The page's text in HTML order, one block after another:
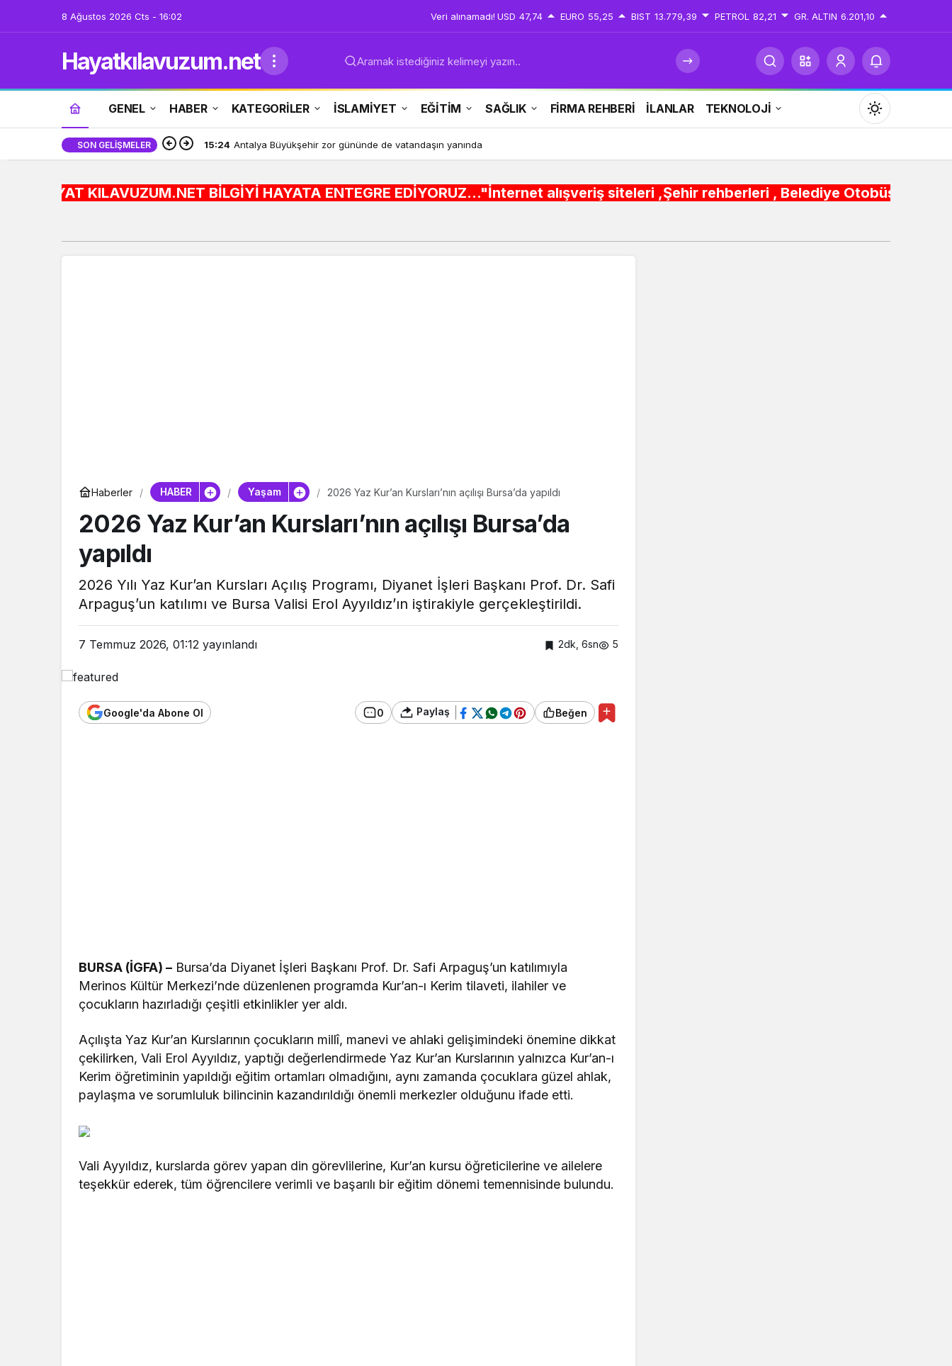
8 Ağustos 2026 Cts - 16:02 Veri alınamadı! USD 47,74 EURO 55,25 BIST 13.779,39 PETROL 82,21 GR. ALTIN 6.201,10
Hayatkılavuzum.net Aramak istediğiniz kelimeyi yazın..
GENEL HABER KATEGORİLER İSLAMİYET EĞİTİM SAĞLIK FİRMA REHBERİ İLANLAR TEKNOLOJİ
Mod
değiştir
SON GELIŞMELER 15:24 Antalya Büyükşehir zor gününde de vatandaşın yanında
KILAVUZUM.NET BİLGİYİ HAYATA ENTEGRE EDİYORUZ..."İnternet alışveriş siteleri ,Şehir rehberleri , Belediye
Haberler HABER Yaşam 2026 Yaz Kur’an Kursları’nın açılışı Bursa’da yapıldı
2026 Yaz Kur’an Kursları’nın açılışı Bursa’da
yapıldı
2026 Yılı Yaz Kur’an Kursları Açılış Programı, Diyanet İşleri Başkanı Prof. Dr. Safi
Arpaguş’un katılımı ve Bursa Valisi Erol Ayyıldız’ın iştirakiyle gerçekleştirildi.
7 Temmuz 2026, 01:12 yayınlandı 2dk, 6sn 5
Google'da Abone Ol 0 Paylaş Beğen
BURSA (İGFA) – Bursa’da Diyanet İşleri Başkanı Prof. Dr. Safi Arpaguş’un katılımıyla
Merinos Kültür Merkezi’nde düzenlenen programda Kur’an-ı Kerim tilaveti, ilahiler ve
çocukların hazırladığı çeşitli etkinlikler yer aldı.
Açılışta Yaz Kur’an Kurslarının çocukların millî, manevi ve ahlaki gelişimindeki önemine dikkat
çekilirken, Vali Erol Ayyıldız, yaptığı değerlendirmede Yaz Kur’an Kurslarının yalnızca Kur’an-ı
Kerim öğretiminin yapıldığı eğitim ortamları olmadığını, aynı zamanda çocuklara güzel ahlak,
paylaşma ve sorumluluk bilincinin kazandırıldığı önemli merkezler olduğunu ifade etti.
Vali Ayyıldız, kurslarda görev yapan din görevlilerine, Kur’an kursu öğreticilerine ve ailelere
teşekkür ederek, tüm öğrencilere verimli ve başarılı bir eğitim dönemi temennisinde bulundu.